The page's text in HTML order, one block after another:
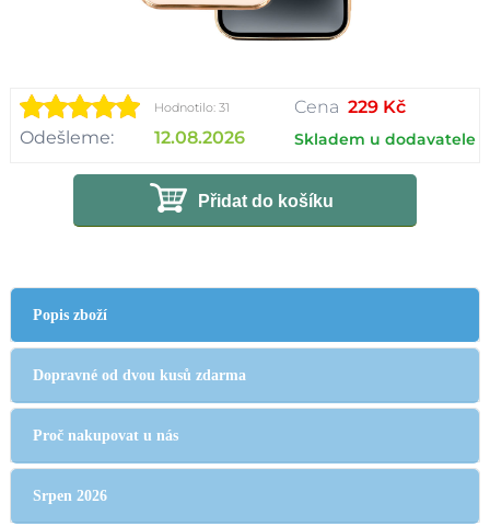
Hodnotilo: 31
Odešleme: 12.08.2026
Cena 229 Kč
Skladem u dodavatele
Přidat do košíku
Popis zboží
Dopravné od dvou kusů zdarma
Proč nakupovat u nás
Srpen 2026